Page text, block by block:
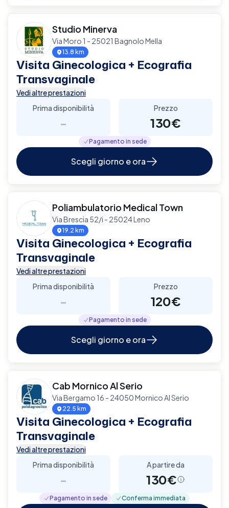
Studio Minerva
Via Moro 1 - 25021 Bagnolo Mella
13.8 km
Visita Ginecologica + Ecografia
Transvaginale
Vedi altre prestazioni
Prima disponibilità
-
Prezzo
130€
Pagamento in sede
Scegli giorno e ora
Poliambulatorio Medical Town
Via Brescia 52/i - 25024 Leno
19.2 km
Visita Ginecologica + Ecografia
Transvaginale
Vedi altre prestazioni
Prima disponibilità
-
Prezzo
120€
Pagamento in sede
Scegli giorno e ora
Cab Mornico Al Serio
Via Bergamo 16 - 24050 Mornico Al Serio
22.5 km
Visita Ginecologica + Ecografia
Transvaginale
Vedi altre prestazioni
Prima disponibilità
-
A partire da
130€
Pagamento in sede Conferma immediata